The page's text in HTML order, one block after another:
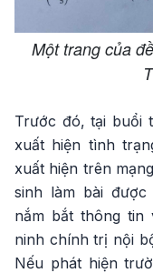
Một trang của
Trước đó, tại buổi
xuất hiện tình
xuất hiện trên
sinh làm bài
nắm bắt thông tin
ninh chính trị nội
Nếu phát hiện